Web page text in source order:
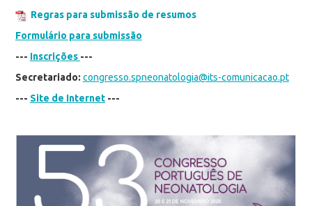
Regras para submissão de resumos
Formulário para submissão
--- Inscrições ---
Secretariado: congresso.spneonatologia@its-comunicacao.pt
--- Site de Internet---